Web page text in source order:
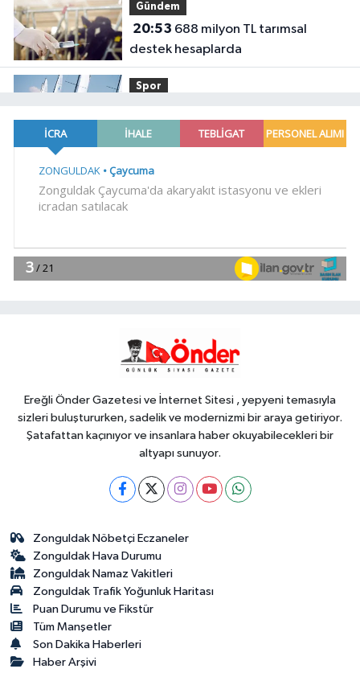
Gündem
20:53
destek hesaplarda
Spor
mücadelesi ilk günde nefes kesti
18:55Bursa'da tarihi eser
18:45
girişimcilere yeni kapılar açıyor
Ereğli Önder Gazetesi ve İnternet Sitesi , yepyeni temasıyla
sizleri buluştururken, sadelik ve modernizmi bir araya getiriyor.
Şatafattan kaçınıyor ve insanlara haber okuyabilecekleri bir
altyapı sunuyor.
Zonguldak Nöbetçi Eczaneler
Zonguldak Hava Durumu
Zonguldak Namaz Vakitleri
Zonguldak Trafik Yoğunluk Haritası
Puan Durumu ve Fikstür
Tüm Manşetler
Son Dakika Haberleri
Haber Arşivi